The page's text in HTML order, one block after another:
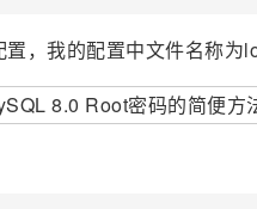
，我的配置中文件名称